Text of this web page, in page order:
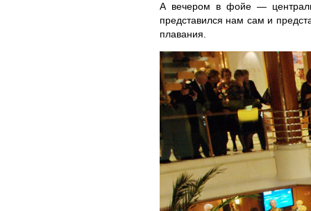
А вечером в фойе —
представился нам сам и
плавания.